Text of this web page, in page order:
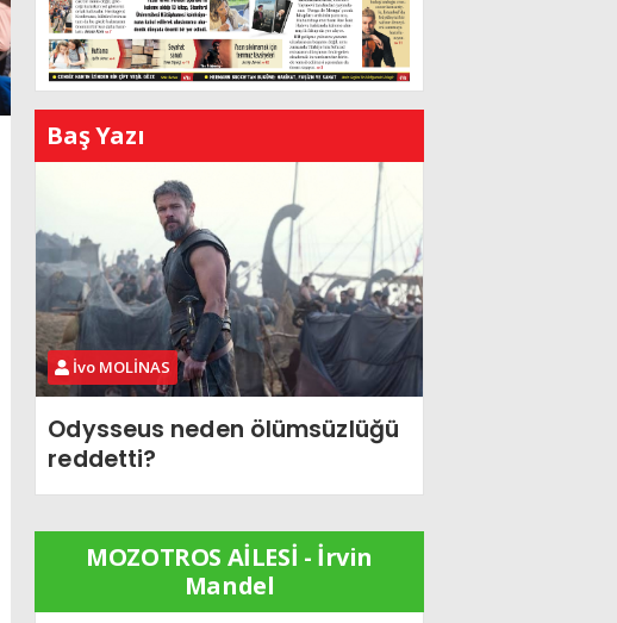
Baş Yazı
İvo MOLİNAS
Odysseus neden ölümsüzlüğü
reddetti?
MOZOTROS AİLESİ - İrvin
Mandel